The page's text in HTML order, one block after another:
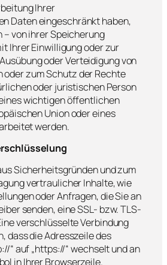
Ihrer
Daten eingeschränkt haben,
– von ihrer Speicherung
Ihrer Einwilligung oder zur
oder Verteidigung von
oder zum Schutz der Rechte
oder juristischen Person
wichtigen öffentlichen
Union oder eines
werden.
Sicherheitsgründen und zum
vertraulicher Inhalte, wie
oder Anfragen, die Sie an
senden, eine SSL- bzw. TLS-
verschlüsselte Verbindung
dass die Adresszeile des
“ auf „https://“ wechselt und an
in Ihrer Browserzeile.